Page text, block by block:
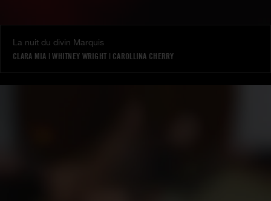
La nuit du divin Marquis
CLARA MIA |WHITNEY WRIGHT | CAROLLINA CHERRY